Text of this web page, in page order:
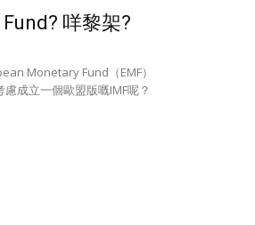
咩黎架?
Monetary Fund（EMF）
成立一個歐盟版嘅IMF呢？